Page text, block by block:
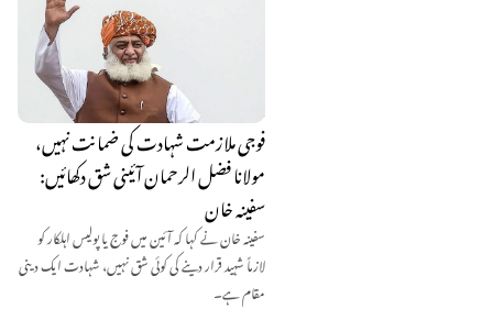
فوجی ملازمت شہادت کی ضمانت نہیں،
مولانا فضل الرحمان آئینی شق دکھائیں:
سفینہ خان
سفینہ خان نے کہا کہ آئین میں فوج یا پولیس اہلکار کو
لازماً شہید قرار دینے کی کوئی شق نہیں، شہادت ایک دینی
مقام ہے۔